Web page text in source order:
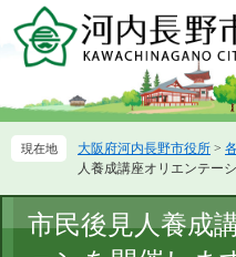
ー
先
ニ
を
て
大阪府河内長野市役所 >
人養成講座オリエンテー
文
市民後見人養成